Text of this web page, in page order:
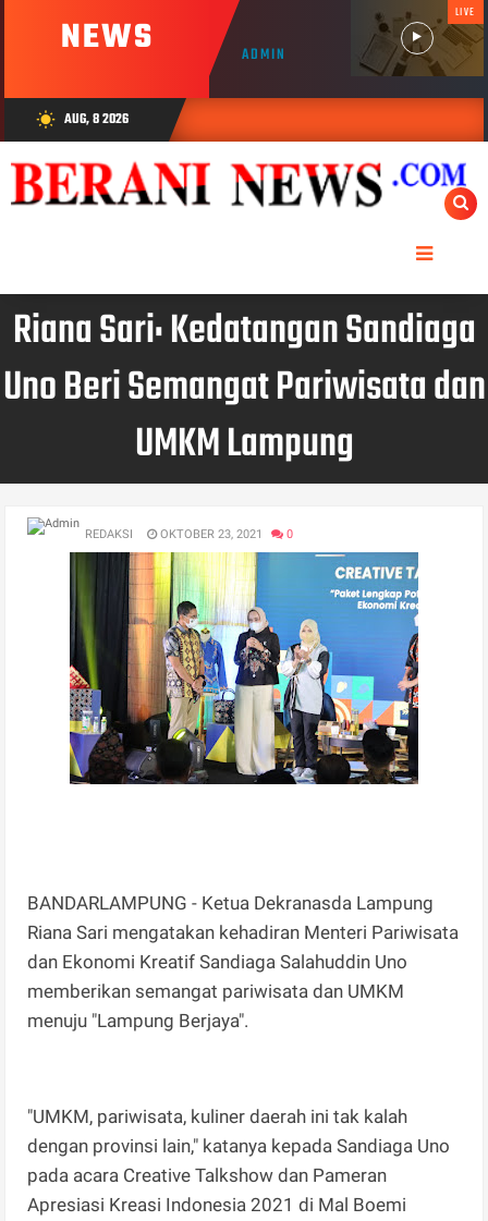
NEWS ADMIN
LIVE
wb_sunny AUG, 8 2026
Riana Sari: Kedatangan Sandiaga
Uno Beri Semangat Pariwisata dan
UMKM Lampung
REDAKSI OKTOBER 23, 2021 0
BANDARLAMPUNG - Ketua Dekranasda Lampung
Riana Sari mengatakan kehadiran Menteri Pariwisata
dan Ekonomi Kreatif Sandiaga Salahuddin Uno
memberikan semangat pariwisata dan UMKM
menuju "Lampung Berjaya".
"UMKM, pariwisata, kuliner daerah ini tak kalah
dengan provinsi lain," katanya kepada Sandiaga Uno
pada acara Creative Talkshow dan Pameran
Apresiasi Kreasi Indonesia 2021 di Mal Boemi